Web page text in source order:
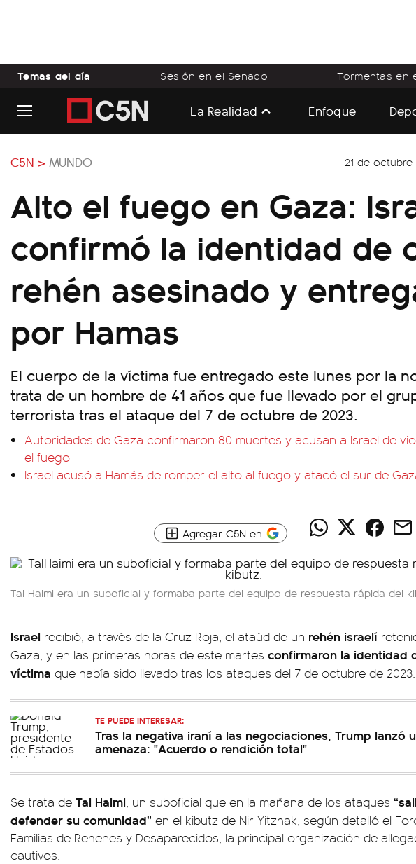
Temas del día Sesión en el Senado Tormentas en
La Realidad Enfoque
C5N > MUNDO 21 de octubre
Alto el fuego en Gaza:
confirmó la identidad de
rehén asesinado y
por Hamas
El cuerpo de la víctima fue entregado este lunes por la
trata de un hombre de 41 años que fue llevado por el
terrorista tras el ataque del 7 de octubre de 2023.
Autoridades de Gaza confirmaron 80 muertes y acusan a Israel de
el fuego
Israel acusó a Hamás de romper el alto al fuego y atacó el sur de
Agregar C5N en
Tal Haimi era un suboficial y formaba parte del equipo de respuesta rápida del
Israel recibió, a través de la Cruz Roja, el ataúd de un rehén israelí
Gaza, y en las primeras horas de este martes confirmaron la identidad
víctima que había sido llevado tras los ataques del 7 de octubre de 2023.
TE PUEDE INTERESAR:
Tras la negativa iraní a las negociaciones, Trump lanzó
amenaza: "Acuerdo o rendición total"
Se trata de Tal Haimi, un suboficial que en la mañana de los ataques
defender su comunidad” en el kibutz de Nir Yitzhak, según detalló el
Familias de Rehenes y Desaparecidos, la principal organización de
cautivos.